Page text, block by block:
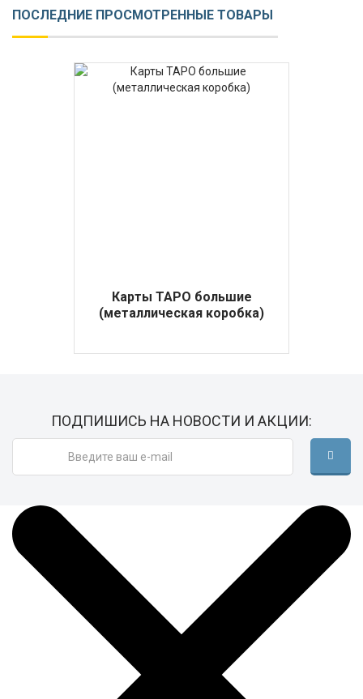
ПОСЛЕДНИЕ ПРОСМОТРЕННЫЕ ТОВАРЫ
Карты ТАРО большие
(металлическая коробка)
ПОДПИШИСЬ НА НОВОСТИ И АКЦИИ: